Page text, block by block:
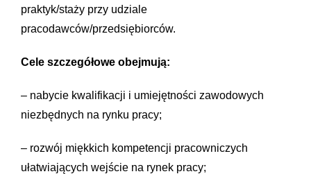
praktyk/staży przy udziale
pracodawców/przedsiębiorców.
Cele szczegółowe obejmują:
– nabycie kwalifikacji i umiejętności zawodowych
niezbędnych na rynku pracy;
– rozwój miękkich kompetencji pracowniczych
ułatwiających wejście na rynek pracy;